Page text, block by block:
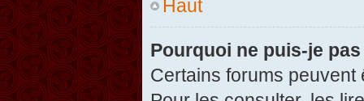
Haut
Pourquoi ne puis-je
Certains forums